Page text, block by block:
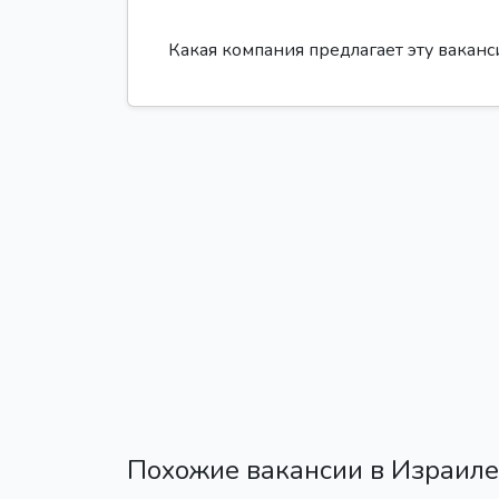
Какая компания предлагает эту
Похожие вакансии в Израиле